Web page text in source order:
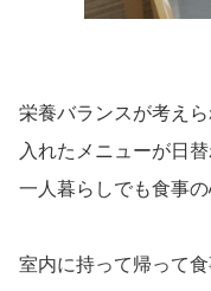
栄養バランスが考え
入れたメニューが日
一人暮らしでも食事
室内に持って帰って